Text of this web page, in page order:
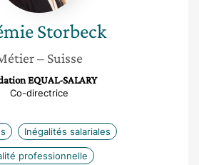
Storbeck
– Suisse
EQUAL-SALARY
Co-directrice
Inégalités salariales
professionnelle